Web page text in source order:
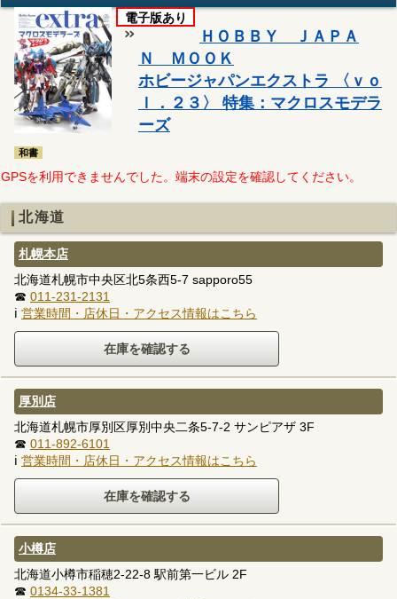
和書
電子版あり
ＨＯＢＢＹ ＪＡＰＡ
Ｎ ＭＯＯＫ
ホビージャパンエクストラ 〈ｖｏ
ｌ．２３〉 特集：マクロスモデラ
ーズ
GPSを利用できませんでした。端末の設定を確認してください。
北海道
札幌本店
北海道札幌市中央区北5条西5-7 sapporo55
☎ 011-231-2131
ℹ 営業時間・店休日・アクセス情報はこちら
厚別店
北海道札幌市厚別区厚別中央二条5-7-2 サンピアザ 3F
☎ 011-892-6101
ℹ 営業時間・店休日・アクセス情報はこちら
小樽店
北海道小樽市稲穂2-22-8 駅前第一ビル 2F
☎ 0134-33-1381